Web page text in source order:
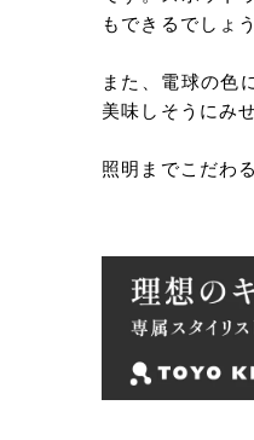
もできるでしょう
また、電球の色
美味しそうにみ
照明までこだわ